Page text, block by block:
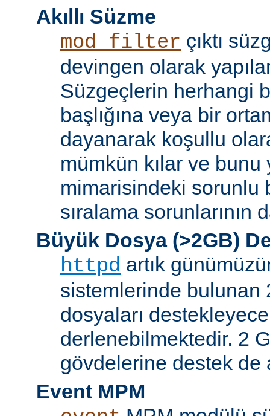
Akıllı Süzme
mod_filter çıktı
devingen olarak
Süzgeçlerin herhangi
başlığına veya bir
dayanarak koşullu
mümkün kılar ve
mimarisindeki sorunlu
sıralama sorunlarının
Büyük Dosya (>2GB)
httpd artık
sistemlerinde bulunan
dosyaları
derlenebilmektedir. 2
gövdelerine destek de
Event MPM